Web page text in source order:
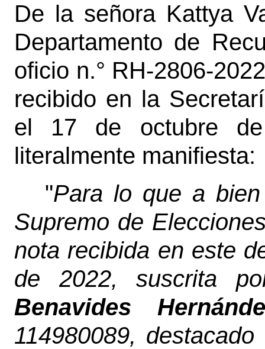
De la señora Kattya
Departamento de
oficio n.° RH-2806-
recibido en la
el 17 de octubre
literalmente manifiesta:
"Para lo que a
Supremo de
nota recibida en este
de 2022, suscrita
Benavides
114980089,